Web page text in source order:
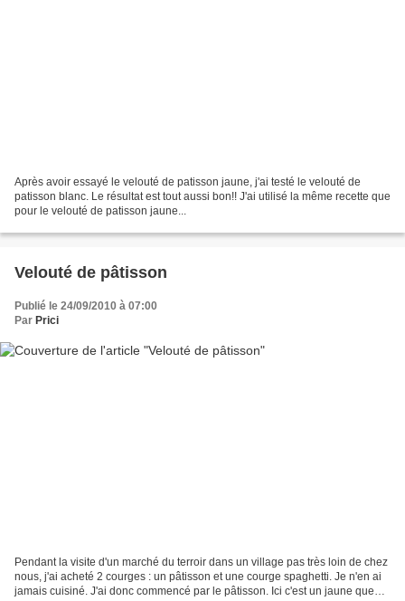
Après avoir essayé le velouté de patisson jaune, j'ai testé le velouté de
patisson blanc. Le résultat est tout aussi bon!! J'ai utilisé la même recette que
pour le velouté de patisson jaune...
Velouté de pâtisson
Publié le 24/09/2010 à 07:00
Par Prici
Pendant la visite d'un marché du terroir dans un village pas très loin de chez
nous, j'ai acheté 2 courges : un pâtisson et une courge spaghetti. Je n'en ai
jamais cuisiné. J'ai donc commencé par le pâtisson. Ici c'est un jaune que